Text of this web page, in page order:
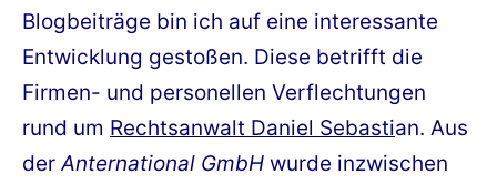
Blogbeiträge bin ich auf eine interessante
Entwicklung gestoßen. Diese betrifft die
Firmen- und personellen Verflechtungen
rund um Rechtsanwalt Daniel Sebastian. Aus
der Anternational GmbH wurde inzwischen